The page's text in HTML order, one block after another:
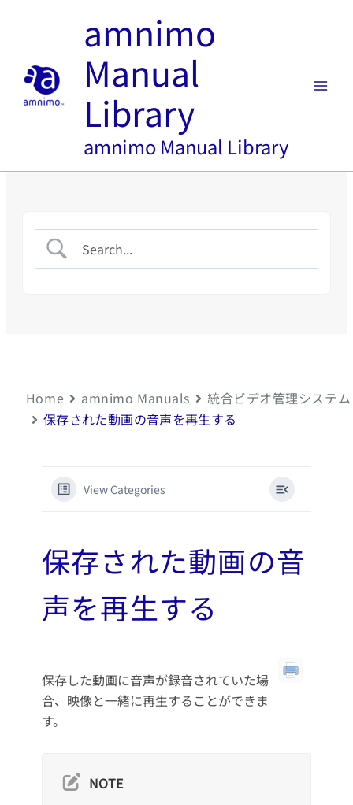
amnimo
Manual
Library
amnimo Manual Library
Home amnimo Manuals
統合ビデオ管理システム
保存された動画の音声を再生する
View Categories
保存された動画の音
声を再生する
保存した動画に音声が録音されていた場
合、映像と一緒に再生することができま
す。
NOTE